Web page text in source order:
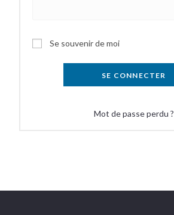
Se souvenir de moi
SE CONNECTER
Mot de passe perdu ?